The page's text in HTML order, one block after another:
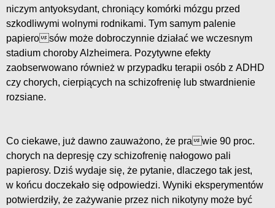
niczym antyoksydant, chroniący komórki mózgu przed
szkodliwymi wolnymi rodnikami. Tym samym palenie
papierosów może dobroczynnie działać we wczesnym
stadium choroby Alzheimera. Pozytywne efekty
zaobserwowano również w przypadku terapii osób z ADHD
czy chorych, cierpiących na schizofrenię lub stwardnienie
rozsiane.
Co ciekawe, już dawno zauważono, że prawie 90 proc.
chorych na depresję czy schizofrenię nałogowo pali
papierosy. Dziś wydaje się, że pytanie, dlaczego tak jest,
w końcu doczekało się odpowiedzi. Wyniki eksperymentów
potwierdziły, że zażywanie przez nich nikotyny może być